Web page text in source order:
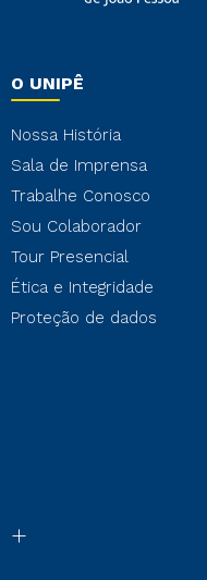
O UNIPÊ
Nossa História
Sala de Imprensa
Trabalhe Conosco
Sou Colaborador
Tour Presencial
Ética e Integridade
Proteção de dados